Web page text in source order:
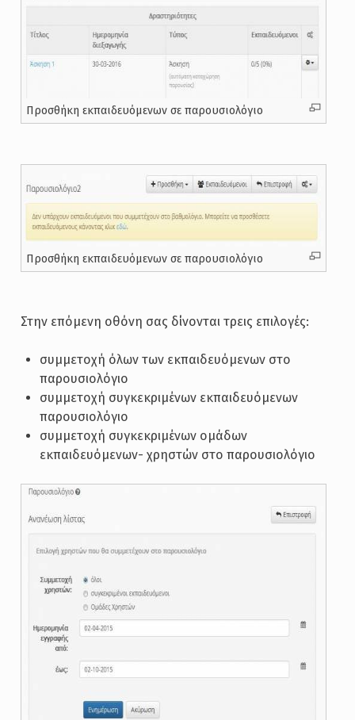
Προσθήκη εκπαιδευόμενων σε παρουσιολόγιο
Προσθήκη εκπαιδευόμενων σε παρουσιολόγιο
Στην επόμενη οθόνη σας δίνονται τρεις επιλογές:
συμμετοχή όλων των εκπαιδευόμενων στο
παρουσιολόγιο
συμμετοχή συγκεκριμένων εκπαιδευόμενων
παρουσιολόγιο
συμμετοχή συγκεκριμένων ομάδων
εκπαιδευόμενων- χρηστών στο παρουσιολόγιο